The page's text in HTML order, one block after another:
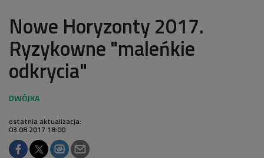
Nowe Horyzonty 2017.
Ryzykowne "maleńkie
odkrycia"
ostatnia aktualizacja:
03.08.2017 18:00